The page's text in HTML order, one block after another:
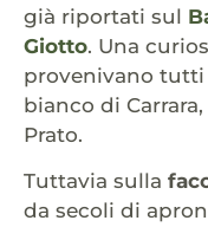
già riportati sul
Giotto. Una
provenivano tutti
bianco di
Prato.
Tuttavia sulla
da secoli di